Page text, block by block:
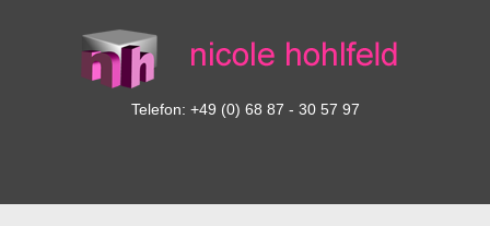
Telefon: +49 (0) 68 87 - 30 57 97